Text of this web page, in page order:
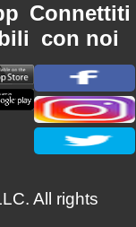
Connettiti
con noi
All rights